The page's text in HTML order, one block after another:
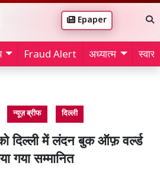
Epaper
Fraud Alert अध्यात्म
न्यूज़ ब्रीफ दिल्ली
दिल्ली में लंदन बुक ऑफ़ वर्ल्ड
गया सम्मानित